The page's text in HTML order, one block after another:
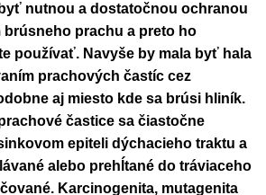
nutnou a dostatočnou ochranou
prachu a preto ho
používať. Navyše by mala byť hala
prachových častíc cez
aj miesto kde sa brúsi hliník.
častice sa čiastočne
epiteli dýchacieho traktu a
alebo prehĺtané do tráviaceho
Karcinogenita, mutagenita